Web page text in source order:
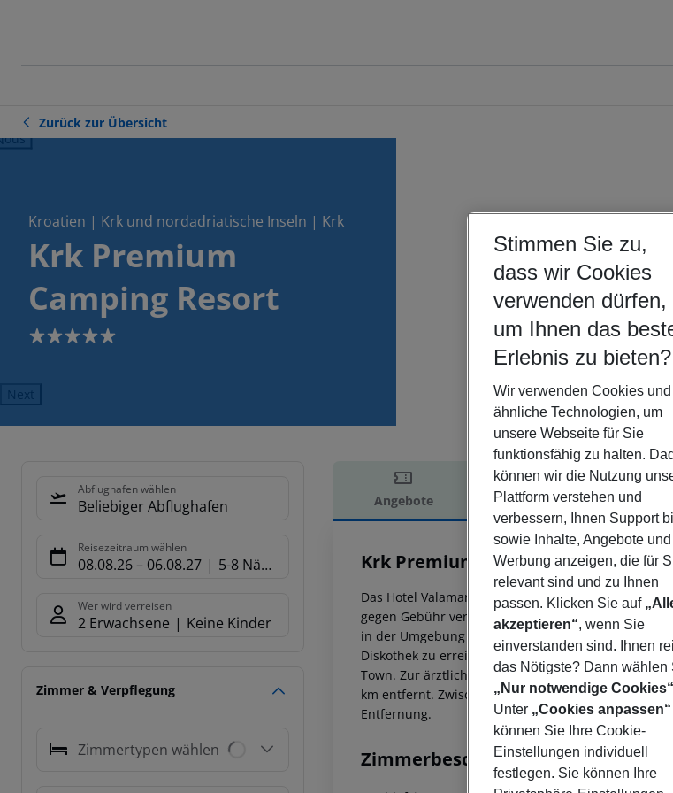
Zurück zur Übersicht
Kroatien | Krk und nordadriatische Inseln | Krk
Krk Premium
Camping Resort
5
Next
Abflughafen wählen
Beliebiger Abflughafen
Reisezeitraum wählen
08.08.26– 06.08.27 5-8 Nächte
Wer wird verreisen
2 Erwachsene Keine Kinder
Zimmer & Verpflegung
Zimmertypen wählen
Angebote Hotelbeschreibung
Hotelbeschreibung
Krk Premium Camping Resort
5
Das Hotel Valamar Camping Krk befindet sich
gegen Gebühr verfügbar. Die Stadt Rijeka ist ca.
in der Umgebung des Hotels. Die nächstgelegenen
Diskothek zu erreichen. Folgende
Town. Zur ärztlichen Versorgung im Notfall
km entfernt. Zwischen Hotel und Flughafen
Entfernung.
Zimmerbeschreibung
Stimmen Sie zu,
dass wir Cookies
verwenden dürfen,
um Ihnen das
Erlebnis zu bieten?
Wir verwenden Cookies und
ähnliche Technologien, um
unsere Webseite für Sie
funktionsfähig zu halten.
können wir die Nutzung
Plattform verstehen und
verbessern, Ihnen Support
sowie Inhalte, Angebote und
Werbung anzeigen, die für
relevant sind und zu Ihnen
passen. Klicken Sie auf
akzeptieren“, wenn Sie
einverstanden sind. Ihnen
das Nötigste? Dann wählen
„Nur notwendige Cookies“
Unter „Cookies anpassen“
können Sie Ihre Cookie-
Einstellungen individuell
festlegen. Sie können Ihre